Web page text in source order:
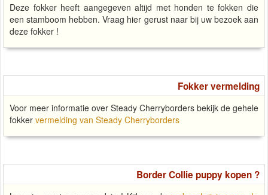
Deze fokker heeft aangegeven altijd met honden te fokken die
een stamboom hebben. Vraag hier gerust naar bij uw bezoek aan
deze fokker !
Fokker vermelding
Voor meer informatie over Steady Cherryborders bekijk de gehele
fokker vermelding van Steady Cherryborders
Border Collie puppy kopen ?